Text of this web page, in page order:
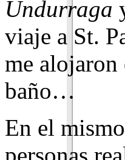
Undurraga
viaje a St.
me alojaron
baño…
En el